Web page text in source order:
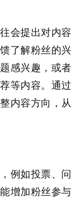
会提出对内容
了解粉丝的兴
感兴趣，或者
等内容。通过
内容方向，从
例如投票、问
增加粉丝参与